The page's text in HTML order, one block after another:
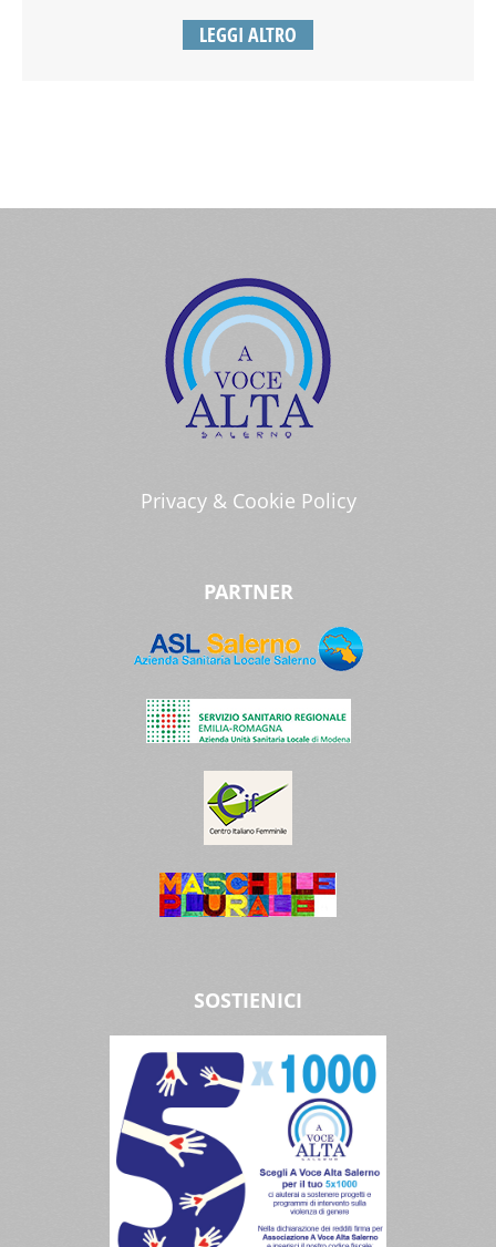
LEGGI ALTRO
Privacy & Cookie Policy
PARTNER
SOSTIENICI